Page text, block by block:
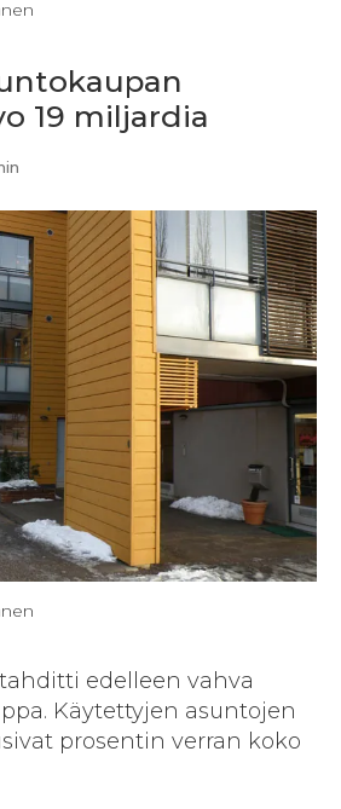
19 miljardia
edelleen vahva
Käytettyjen asuntojen
prosentin verran koko